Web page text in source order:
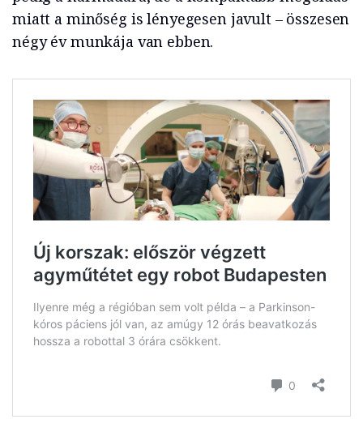
miatt a minőség is lényegesen javult – összesen
négy év munkája van ebben.